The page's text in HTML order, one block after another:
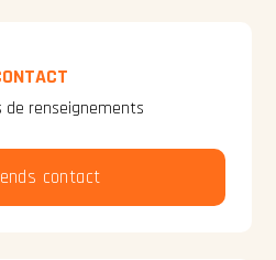
de renseignements
contact